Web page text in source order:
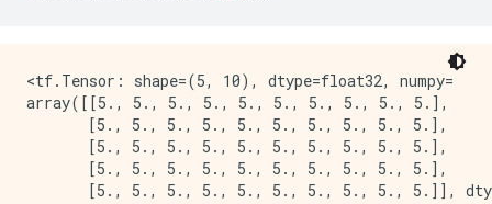
<tf.Tensor: shape=(5, 10), dtype=float32, numpy=
array([[5., 5., 5., 5., 5., 5., 5., 5., 5., 5.],
       [5., 5., 5., 5., 5., 5., 5., 5., 5., 5.],
       [5., 5., 5., 5., 5., 5., 5., 5., 5., 5.],
       [5., 5., 5., 5., 5., 5., 5., 5., 5., 5.],